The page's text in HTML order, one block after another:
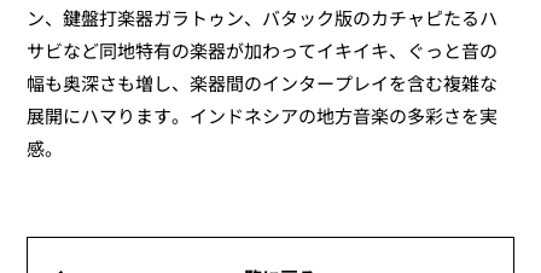
ン、鍵盤打楽器ガラトゥン、バタック版のカチャピたるハ
サビなど同地特有の楽器が加わってイキイキ、ぐっと音の
幅も奥深さも増し、楽器間のインタープレイを含む複雑な
展開にハマります。インドネシアの地方音楽の多彩さを実
感。